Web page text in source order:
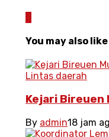
You may also like
Lintas daerah
Kejari Bireuen
By admin18 jam